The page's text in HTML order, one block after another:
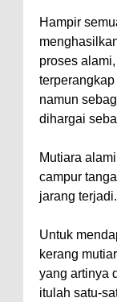
Hampir
proses
namun
dihargai
Mutiara
campur
jarang terjadi.
Untuk
kerang
yang artinya
itulah satu-